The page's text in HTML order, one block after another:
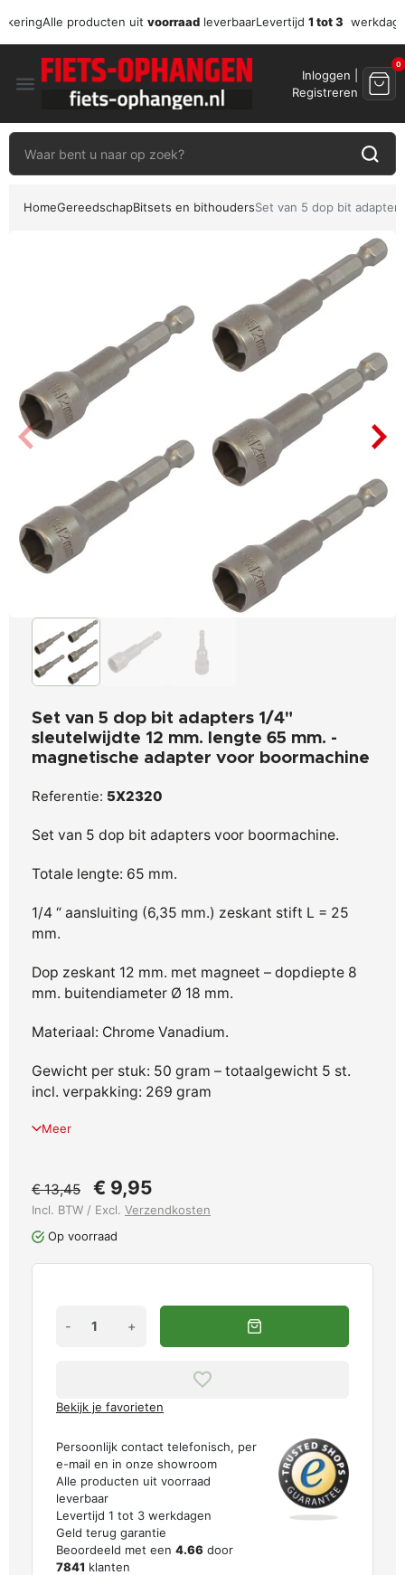
Alle producten uit voorraad leverbaarLevertijd 1 tot 3
menu
Inloggen |
Registreren
0
HomeGereedschapBitsets en bithoudersSet van 5 dop bit
Set van 5 dop bit adapters 1/4"
sleutelwijdte 12 mm. lengte 65 mm. -
magnetische adapter voor boormachine
Referentie: 5X2320
Set van 5 dop bit adapters voor boormachine.
Totale lengte: 65 mm.
1/4 “ aansluiting (6,35 mm.) zeskant stift L = 25
mm.
Dop zeskant 12 mm. met magneet – dopdiepte 8
mm. buitendiameter Ø 18 mm.
Materiaal: Chrome Vanadium.
Gewicht per stuk: 50 gram – totaalgewicht 5 st.
incl. verpakking: 269 gram
Meer
€ 13,45 € 9,95
Incl. BTW / Excl. Verzendkosten
Op voorraad
- +
Bekijk je favorieten
Persoonlijk contact telefonisch, per
e-mail en in onze showroom
Alle producten uit voorraad
leverbaar
Levertijd 1 tot 3 werkdagen
Geld terug garantie
Beoordeeld met een 4.66 door
7841 klanten